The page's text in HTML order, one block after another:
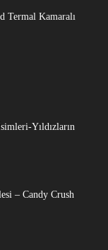
Termal Kamaralı
Yıldızların
– Candy Crush